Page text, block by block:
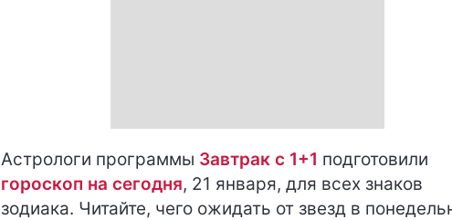
Астрологи программы Завтрак с 1+1 подготовили
гороскоп на сегодня, 21 января, для всех знаков
зодиака. Читайте, чего ожидать от звезд в